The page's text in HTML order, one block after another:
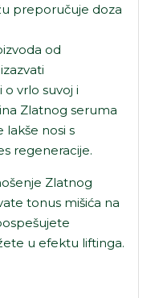
preporučuje doza
od
o vrlo suvoj i
Zlatnog seruma
lakše nosi s
regeneracije.
Zlatnog
tonus mišića na
u efektu liftinga.